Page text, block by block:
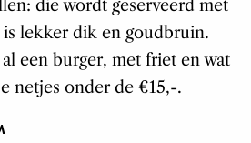
die wordt geserveerd met
lekker dik en goudbruin.
een burger, met friet en wat
netjes onder de €15,-.